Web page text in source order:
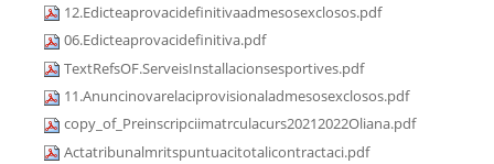
12.Edicteaprovacidefinitivaadmesosexclosos.pdf
06.Edicteaprovacidefinitiva.pdf
TextRefsOF.ServeisInstallacionsesportives.pdf
11.Anuncinovarelaciprovisionaladmesosexclosos.pdf
copy_of_Preinscripciimatrculacurs20212022Oliana.pdf
Actatribunalmritspuntuacitotalicontractaci.pdf